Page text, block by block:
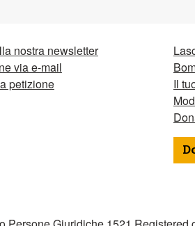
nostra newsletter
via e-mail
petizione
Il